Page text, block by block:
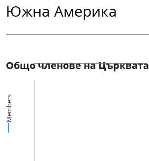
Южна Америка
Общо членове на Църквата
Members